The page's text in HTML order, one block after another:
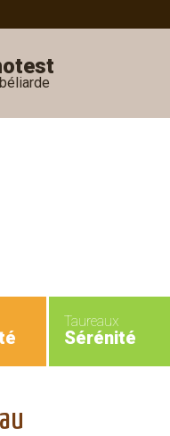
Taureaux
Sérénité